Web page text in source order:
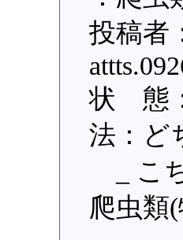
投稿者
状 態
法：ど
_ こ
爬虫類